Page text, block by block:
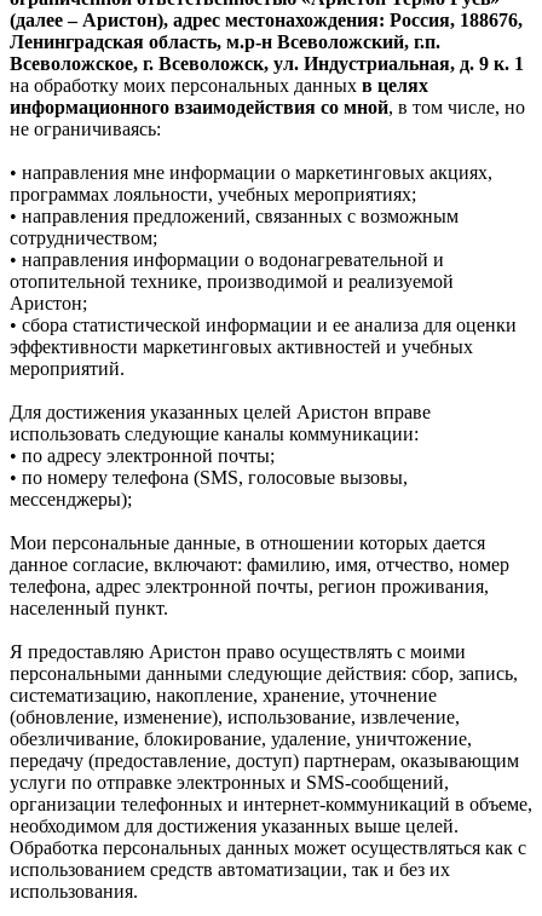
(далее – Аристон), адрес местонахождения: Россия, 188676,
Ленинградская область, м.р-н Всеволожский, г.п.
Всеволожское, г. Всеволожск, ул. Индустриальная, д. 9 к. 1
на обработку моих персональных данных в целях
информационного взаимодействия со мной, в том числе, но
не ограничиваясь:
• направления мне информации о маркетинговых акциях,
программах лояльности, учебных мероприятиях;
• направления предложений, связанных с возможным
сотрудничеством;
• направления информации о водонагревательной и
отопительной технике, производимой и реализуемой
Аристон;
• сбора статистической информации и ее анализа для оценки
эффективности маркетинговых активностей и учебных
мероприятий.
Для достижения указанных целей Аристон вправе
использовать следующие каналы коммуникации:
• по адресу электронной почты;
• по номеру телефона (SMS, голосовые вызовы,
мессенджеры);
Мои персональные данные, в отношении которых дается
данное согласие, включают: фамилию, имя, отчество, номер
телефона, адрес электронной почты, регион проживания,
населенный пункт.
Я предоставляю Аристон право осуществлять с моими
персональными данными следующие действия: сбор, запись,
систематизацию, накопление, хранение, уточнение
(обновление, изменение), использование, извлечение,
обезличивание, блокирование, удаление, уничтожение,
передачу (предоставление, доступ) партнерам, оказывающим
услуги по отправке электронных и SMS‑сообщений,
организации телефонных и интернет‑коммуникаций в объеме,
необходимом для достижения указанных выше целей.
Обработка персональных данных может осуществляться как с
использованием средств автоматизации, так и без их
использования.